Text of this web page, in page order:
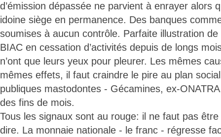
d’émission dépassée ne parvient à enrayer alors
idoine siège en permanence. Des banques
soumises à aucun contrôle. Parfaite illustration
BIAC en cessation d’activités depuis de longs
n’ont que leurs yeux pour pleurer. Les mêmes
mêmes effets, il faut craindre le pire au plan
publiques mastodontes - Gécamines, ex-
des fins de mois.
Tous les signaux sont au rouge: il ne faut pas
dire. La monnaie nationale - le franc - régresse